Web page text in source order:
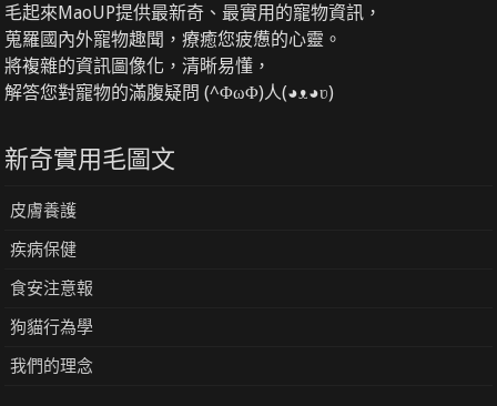
毛起來MaoUP提供最新奇、最實用的寵物資訊，
蒐羅國內外寵物趣聞，療癒您疲憊的心靈。
將複雜的資訊圖像化，清晰易懂，
解答您對寵物的滿腹疑問 (^ΦωΦ)人(◕ᴥ◕ʋ)
新奇實用毛圖文
皮膚養護
疾病保健
食安注意報
狗貓行為學
我們的理念